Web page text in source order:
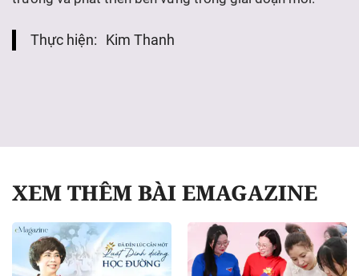
Thực hiện: Kim Thanh
XEM THÊM BÀI EMAGAZINE